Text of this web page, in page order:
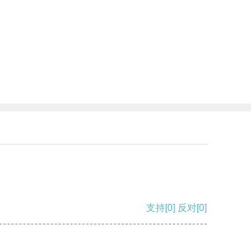
支持[0] 反对[0]